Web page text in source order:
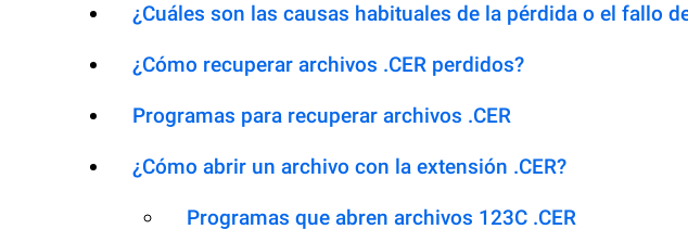
¿Cuáles son las causas habituales de la pérdida o el fallo
¿Cómo recuperar archivos .CER perdidos?
Programas para recuperar archivos .CER
¿Cómo abrir un archivo con la extensión .CER?
Programas que abren archivos 123C .CER